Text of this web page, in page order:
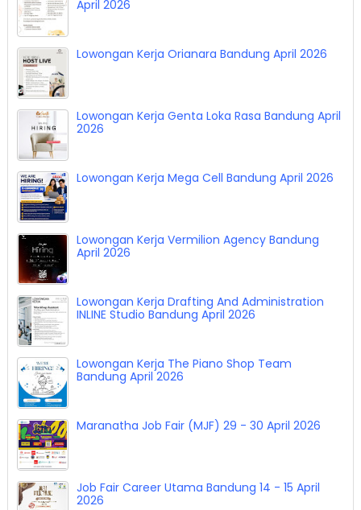
April 2026
Lowongan Kerja Orianara Bandung April 2026
Lowongan Kerja Genta Loka Rasa Bandung April
2026
Lowongan Kerja Mega Cell Bandung April 2026
Lowongan Kerja Vermilion Agency Bandung
April 2026
Lowongan Kerja Drafting And Administration
INLINE Studio Bandung April 2026
Lowongan Kerja The Piano Shop Team
Bandung April 2026
Maranatha Job Fair (MJF) 29 - 30 April 2026
Job Fair Career Utama Bandung 14 - 15 April
2026